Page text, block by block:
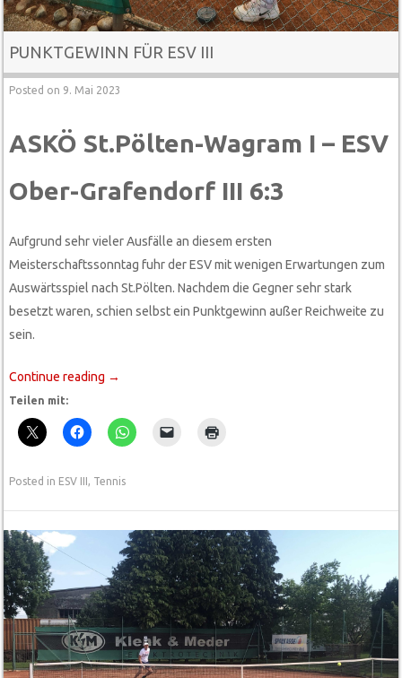
PUNKTGEWINN FÜR ESV III
Posted on 9. Mai 2023
ASKÖ St.Pölten-Wagram I – ESV
Ober-Grafendorf III 6:3
Aufgrund sehr vieler Ausfälle an diesem ersten
Meisterschaftssonntag fuhr der ESV mit wenigen Erwartungen zum
Auswärtsspiel nach St.Pölten. Nachdem die Gegner sehr stark
besetzt waren, schien selbst ein Punktgewinn außer Reichweite zu
sein.
Continue reading →
Teilen mit:
Posted in ESV III , Tennis